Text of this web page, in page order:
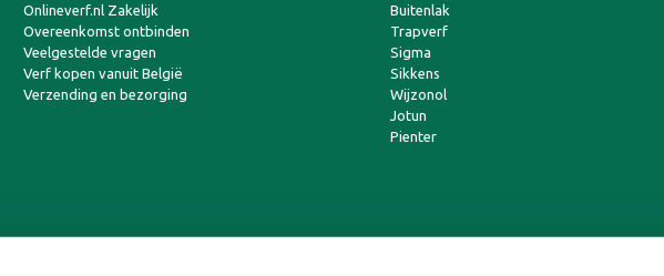
Onlineverf.nl Zakelijk
Overeenkomst ontbinden
Veelgestelde vragen
Verf kopen vanuit België
Verzending en bezorging
Buitenlak
Trapverf
Sigma
Sikkens
Wijzonol
Jotun
Pienter